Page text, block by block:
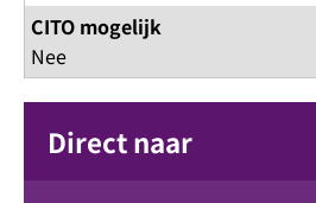
CITO mogelijk
Nee
Direct naar